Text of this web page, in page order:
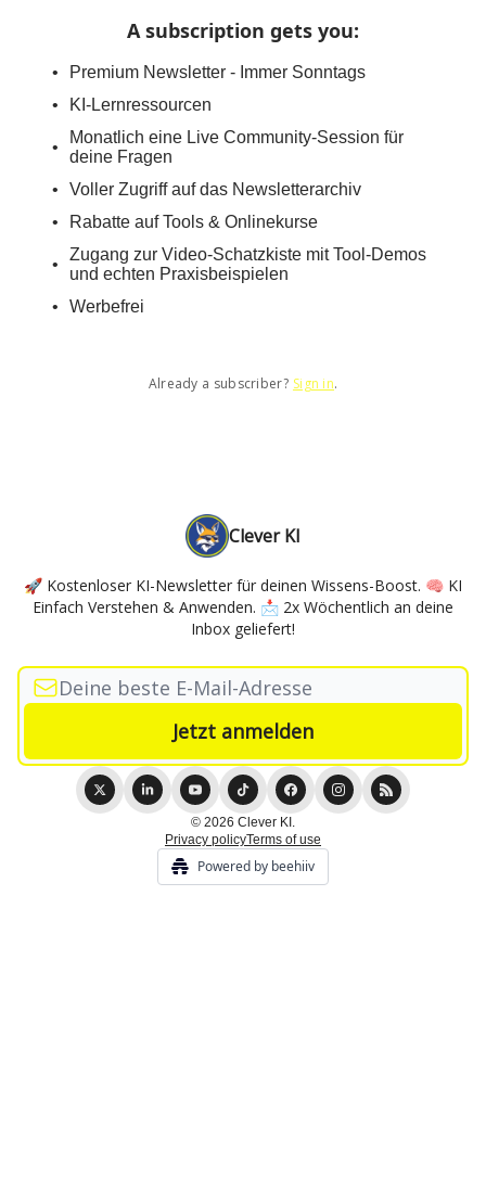
A subscription gets you:
Premium Newsletter - Immer Sonntags
KI-Lernressourcen
Monatlich eine Live Community-Session für
deine Fragen
Voller Zugriff auf das Newsletterarchiv
Rabatte auf Tools & Onlinekurse
Zugang zur Video-Schatzkiste mit Tool-Demos
und echten Praxisbeispielen
Werbefrei
Already a subscriber? Sign in.
Clever KI
🚀 Kostenloser KI-Newsletter für deinen Wissens-Boost. 🧠 KI
Einfach Verstehen & Anwenden. 📩 2x Wöchentlich an deine
Inbox geliefert!
© 2026 Clever KI.
Privacy policyTerms of use
Powered by beehiiv